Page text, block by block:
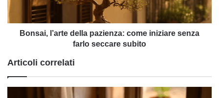
farlo
seccare
subitoBonsai, l’arte della pazienza: come iniziare senza
farlo seccare subito
Articoli correlati